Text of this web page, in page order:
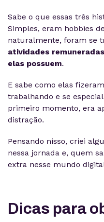
Sabe o que essas três
Simples, eram hobbies
naturalmente, foram se
atividades
elas possuem.
E sabe como elas
trabalhando e se
primeiro momento, era
distração.
Pensando nisso, criei
nessa jornada e, quem
extra nesse mundo
Dicas para